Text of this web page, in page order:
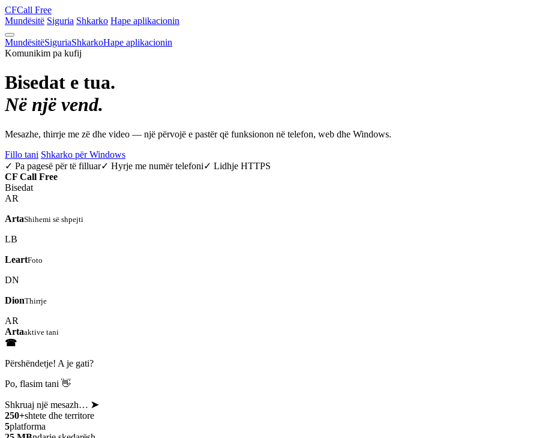
CFCall Free
Mundësitë Siguria Shkarko Hape aplikacionin
MundësitëSiguriaShkarkoHape aplikacionin
Komunikim pa kufij
Bisedat e tua.
Në një vend.
Mesazhe, thirrje me zë dhe video — një përvojë e pastër që funksionon në telefon, web dhe Windows.
Fillo tani Shkarko për Windows
✓ Pa pagesë për të filluar✓ Hyrje me numër telefoni✓ Lidhje HTTPS
CF Call Free
Bisedat
AR
ArtaShihemi së shpejti
LB
LeartFoto
DN
DionThirrje
AR
Artaaktive tani
☎
Përshëndetje! A je gati?
Po, flasim tani 👋
Shkruaj një mesazh… ➤
250+shtete dhe territore
5platforma